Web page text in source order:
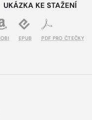
UKÁZKA KE STAŽENÍ
EPUB PDF PRO ČTEČKY